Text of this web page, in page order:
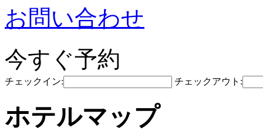
お問い合わせ
今すぐ予約
チェックイン: チェックアウト:
ホテルマップ